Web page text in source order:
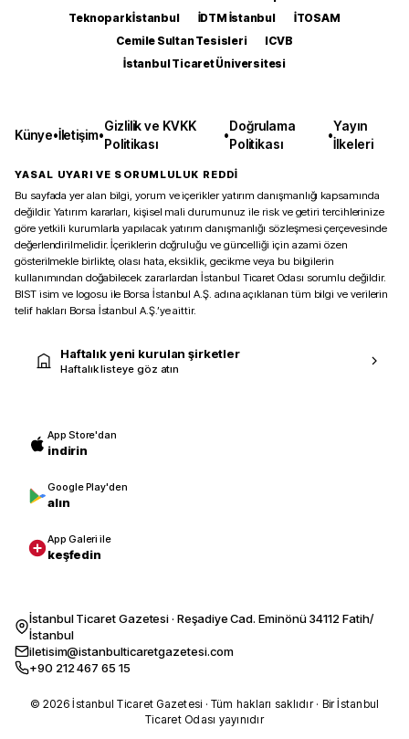
Teknopark İstanbul
İDTM İstanbul
İTOSAM
Cemile Sultan Tesisleri
ICVB
İstanbul Ticaret Üniversitesi
Künye•İletişim•
Gizlilik ve KVKK
Politikası
•
Doğrulama
Politikası
•
Yayın
İlkeleri
YASAL UYARI VE SORUMLULUK REDDİ
Bu sayfada yer alan bilgi, yorum ve içerikler yatırım danışmanlığı kapsamında
değildir. Yatırım kararları, kişisel mali durumunuz ile risk ve getiri tercihlerinize
göre yetkili kurumlarla yapılacak yatırım danışmanlığı sözleşmesi çerçevesinde
değerlendirilmelidir. İçeriklerin doğruluğu ve güncelliği için azami özen
gösterilmekle birlikte, olası hata, eksiklik, gecikme veya bu bilgilerin
kullanımından doğabilecek zararlardan İstanbul Ticaret Odası sorumlu değildir.
BIST isim ve logosu ile Borsa İstanbul A.Ş. adına açıklanan tüm bilgi ve verilerin
telif hakları Borsa İstanbul A.Ş.’ye aittir.
Haftalık yeni kurulan şirketler
Haftalık listeye göz atın
App Store'dan
indirin
Google Play'den
alın
App Galeri ile
keşfedin
İstanbul Ticaret Gazetesi · Reşadiye Cad. Eminönü 34112 Fatih/
İstanbul
iletisim@istanbulticaretgazetesi.com
+90 212 467 65 15
© 2026 İstanbul Ticaret Gazetesi · Tüm hakları saklıdır · Bir İstanbul
Ticaret Odası yayınıdır